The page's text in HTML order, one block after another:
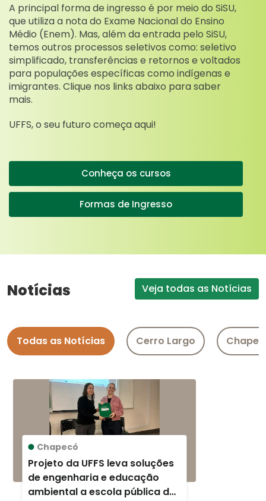
A principal forma de ingresso é por meio do SiSU,
que utiliza a nota do Exame Nacional do Ensino
Médio (Enem). Mas, além da entrada pelo SiSU,
temos outros processos seletivos como: seletivo
simplificado, transferências e retornos e voltados
para populações específicas como indígenas e
imigrantes. Clique nos links abaixo para saber
mais.
UFFS, o seu futuro começa aqui!
Conheça os cursos
Formas de Ingresso
Notícias Veja todas as Notícias
Todas as Notícias Cerro Largo
Chapecó
Projeto da UFFS leva soluções
de engenharia e educação
ambiental a escola pública de